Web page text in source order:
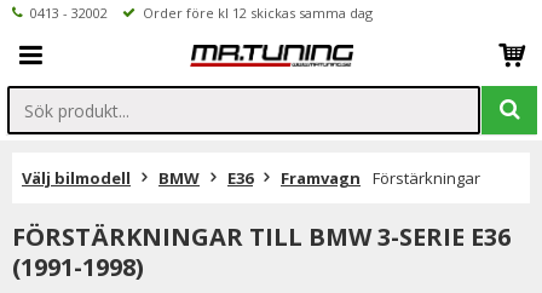
0413 - 32002 Order före kl 12 skickas samma dag
Välj bilmodell BMW E36 Framvagn Förstärkningar
FÖRSTÄRKNINGAR TILL BMW 3-SERIE E36
(1991-1998)